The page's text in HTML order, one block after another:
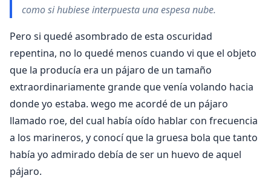
como si hubiese interpuesta una espesa nube.
Pero si quedé asombrado de esta oscuridad
repentina, no lo quedé menos cuando vi que el objeto
que la producía era un pájaro de un tamaño
extraordinariamente grande que venía volando hacia
donde yo estaba. wego me acordé de un pájaro
llamado roe, del cual había oído hablar con frecuencia
a los marineros, y conocí que la gruesa bola que tanto
había yo admirado debía de ser un huevo de aquel
pájaro.